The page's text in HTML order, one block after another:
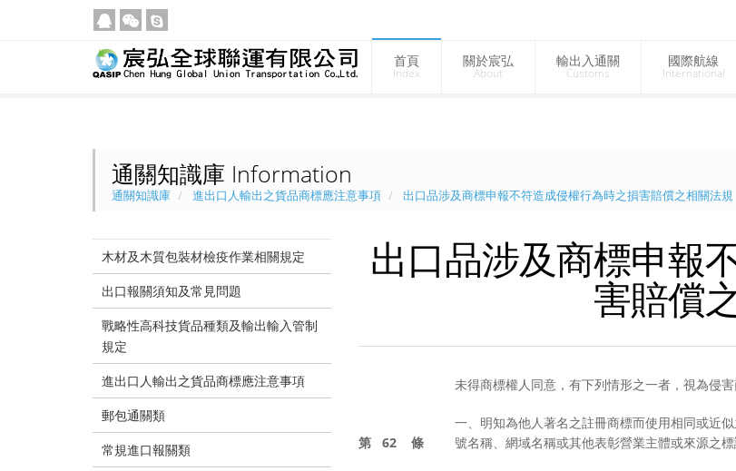
首頁
Index
關於宸弘
About
輸出入通關
Customs
國際航線
International
通關知識庫 Information
通關知識庫 進出口人輸出之貨品商標應注意事項 出口品涉及商標申報不符造成侵權行為時之損害賠償之相關法規
木材及木質包裝材檢疫作業相關規定
出口報關須知及常見問題
戰略性高科技貨品種類及輸出輸入管制
規定
進出口人輸出之貨品商標應注意事項
郵包通關類
常規進口報關類
出口品涉及商標申報
害賠償
第 62 條
未得商標權人同意，有下列情形之一者，視
一、明知為他人著名之註冊商標而使用相同或近
號名稱、網域名稱或其他表彰營業主體或來源